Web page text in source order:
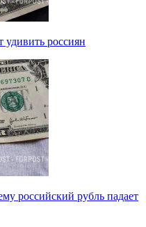
удивить россиян
российский рубль падает